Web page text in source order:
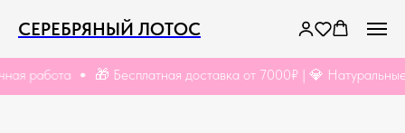
СЕРЕБРЯНЫЙ ЛОТОС
работа 🎁 Бесплатная доставка от 7000₽ | 💎 Натуральные